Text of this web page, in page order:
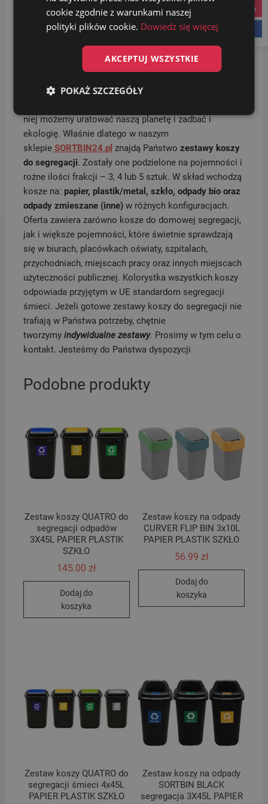
Szerokość z podstawą 75 cm
Głębokość z podstawą 40 cm
Waga 17 kg
Materiał: Wysokiej jakości tworzywo sztuczne,
niej możemy uratować naszą planetę i zadbać i
ekologię. Właśnie dlatego w naszym
sklepieSORTBIN24.pl znajdą Państwo zestawy koszy
do segregacji. Zostały one podzielone na pojemności i
rożne ilości frakcji – 3, 4 lub 5 sztuk. W skład wchodzą
kosze na: papier, plastik/metal, szkło, odpady bio oraz
odpady zmieszane (inne)w różnych konfiguracjach.
Oferta zawiera zarówno kosze do domowej segregacji,
jak i większe pojemności, które świetnie sprawdzają
się w biurach, placówkach oświaty, szpitalach,
przychodniach, miejscach pracy oraz innych miejscach
użyteczności publicznej. Kolorystka wszystkich koszy
odpowiada przyjętym w UE standardom segregacji
śmieci. Jeżeli gotowe zestawy koszy do segregacji nie
trafiają w Państwa potrzeby, chętnie
tworzymy indywidualne zestawy. Prosimy w tym celu o
kontakt. Jesteśmy do Państwa dyspozycji.
Podobne produkty
Zestaw koszy QUATRO do
segregacji odpadów
3X45L PAPIER PLASTIK
SZKŁO
145.00zł
Dodaj do
koszyka
Zestaw koszy na odpady
CURVER FLIP BIN 3x10L
PAPIER PLASTIK SZKŁO
56.99zł
Dodaj do
koszyka
Zestaw koszy QUATRO do
segregacji śmieci 4x45L
PAPIER PLASTIK SZKŁO
Zestaw koszy na odpady
SORTBIN BLACK
segregacja 3X45L PAPIER
instagram
cookie zgodnie z warunkami naszej
polityki plików cookie. Dowiedz się więcej
AKCEPTUJ WSZYSTKIE
POKAŻ SZCZEGÓŁY